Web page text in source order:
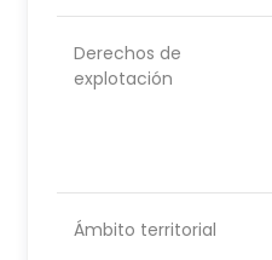
Derechos de
explotación
Ámbito territorial